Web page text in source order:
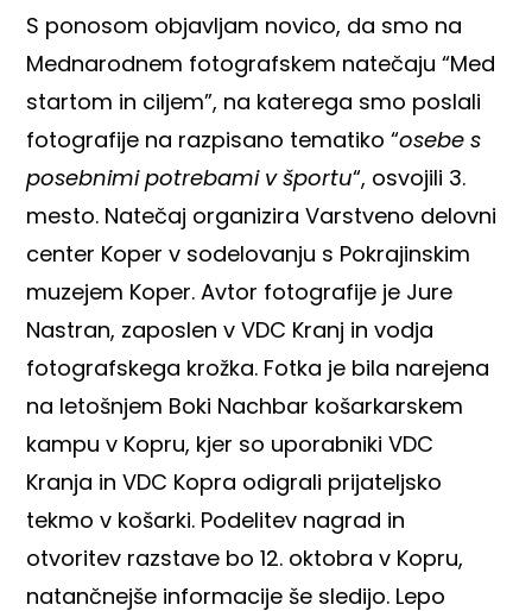
S ponosom objavljam novico, da smo na
Mednarodnem fotografskem natečaju “Med
startom in ciljem”, na katerega smo poslali
fotografije na razpisano tematiko “osebe s
posebnimi potrebami v športu“, osvojili 3.
mesto. Natečaj organiziraVarstveno delovni
center Koper v sodelovanju s Pokrajinskim
muzejem Koper. Avtor fotografije je Jure
Nastran, zaposlen v VDC Kranj in vodja
fotografskega krožka. Fotka je bila narejena
na letošnjem Boki Nachbar košarkarskem
kampu v Kopru, kjer so uporabniki VDC
Kranja in VDC Kopra odigrali prijateljsko
tekmo v košarki. Podelitev nagrad in
otvoritev razstave bo 12. oktobra v Kopru,
natančnejše informacije še sledijo. Lepo